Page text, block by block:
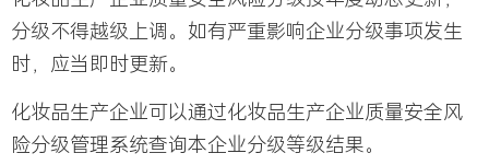
分级不得越级上调。如有严重影响企业分级事项发生
时，应当即时更新。
化妆品生产企业可以通过化妆品生产企业质量安全风
险分级管理系统查询本企业分级等级结果。